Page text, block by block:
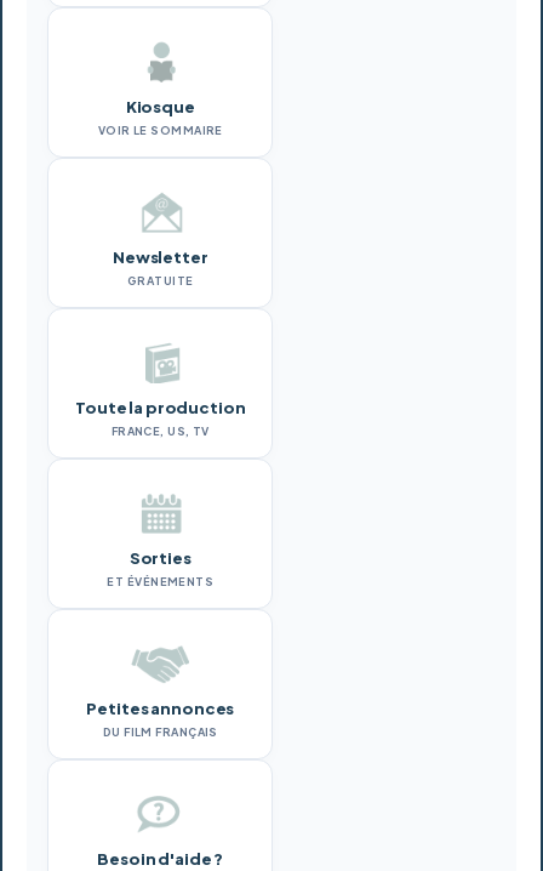
Kiosque
VOIR LE SOMMAIRE
Newsletter
GRATUITE
Toute la production
FRANCE, US, TV
Sorties
ET ÉVÉNEMENTS
Petites annonces
DU FILM FRANÇAIS
Besoin d'aide ?